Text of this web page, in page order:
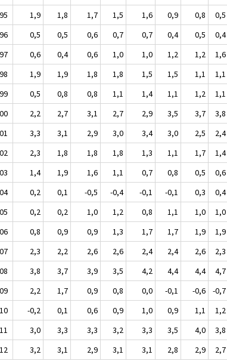
1,9 1,8 1,7 1,5 1,6 0,9 0,8 0,5
0,5 0,5 0,6 0,7 0,7 0,4 0,5 0,4
0,6 0,4 0,6 1,0 1,0 1,2 1,2 1,6
1,9 1,9 1,8 1,8 1,5 1,5 1,1 1,1
0,5 0,8 0,8 1,1 1,4 1,1 1,2 1,1
2,2 2,7 3,1 2,7 2,9 3,5 3,7 3,8
3,3 3,1 2,9 3,0 3,4 3,0 2,5 2,4
2,3 1,8 1,8 1,8 1,3 1,1 1,7 1,4
1,4 1,9 1,6 1,1 0,7 0,8 0,5 0,6
0,2 0,1 -0,5 -0,4 -0,1 -0,1 0,3 0,4
0,2 0,2 1,0 1,2 0,8 1,1 1,0 1,0
0,8 0,9 0,9 1,3 1,7 1,7 1,9 1,9
2,3 2,2 2,6 2,6 2,4 2,4 2,6 2,3
3,8 3,7 3,9 3,5 4,2 4,4 4,4 4,7
2,2 1,7 0,9 0,8 0,0 -0,1 -0,6 -0,7
-0,2 0,1 0,6 0,9 1,0 0,9 1,1 1,2
3,0 3,3 3,3 3,2 3,3 3,5 4,0 3,8
3,2 3,1 2,9 3,1 3,1 2,8 2,9 2,7